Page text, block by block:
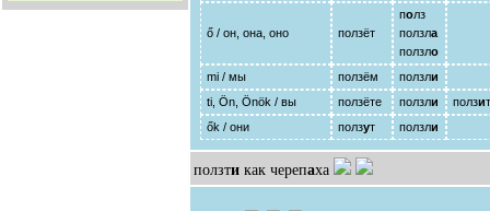
ő / он, она, оно ползёт
полз
ползла
ползло
mi / мы
ползём ползли
ti, Ön, Önök / вы
ползёте ползли ползи
ők / они
ползут ползли
ползти как черепаха